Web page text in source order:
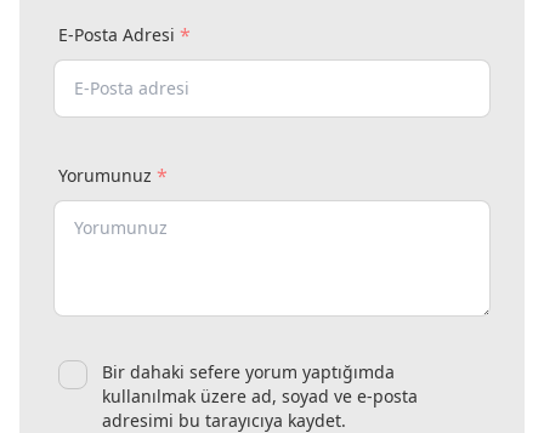
E-Posta Adresi *
Yorumunuz *
Bir dahaki sefere yorum yaptığımda
kullanılmak üzere ad, soyad ve e-posta
adresimi bu tarayıcıya kaydet.